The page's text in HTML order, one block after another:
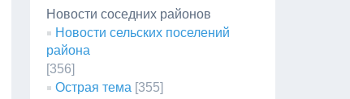
Новости соседних районов
Новости сельских поселений
района
[356]
Острая тема [355]